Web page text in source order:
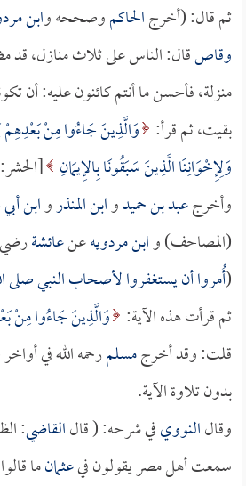
ثم قال: (أخرجالحاكموصححه وابن
وقاصقال: الناس على ثلاث منازل،
منزلة، فأحسن ما أنتم كائنون عليه: أن
بقيت، ثم قرأ: وَالَّذِينَ جَاءُوا مِنْ بَعْدِهِمْ
وَلِإِخْوَانِنَا الَّذِينَ سَبَقُونَا بِالإِيمَانِ [الحشر:10] ... الآية.
وأخرجعبد بن حميدوابن المنذروابن
(المصاحف) وابن مردويهعنعائشةرضي
(أُمروا أن يستغفروا لأصحاب النبي صلى
ثم قرأت هذه الآية: وَالَّذِينَ جَاءُوا مِنْ
قلت: وقد أخرجمسلمرحمه الله في
بدون تلاوة الآية.
وقالالنوويفي شرحه: ( قالالقاضي:
سمعت أهل مصر يقولون فيعثمانما